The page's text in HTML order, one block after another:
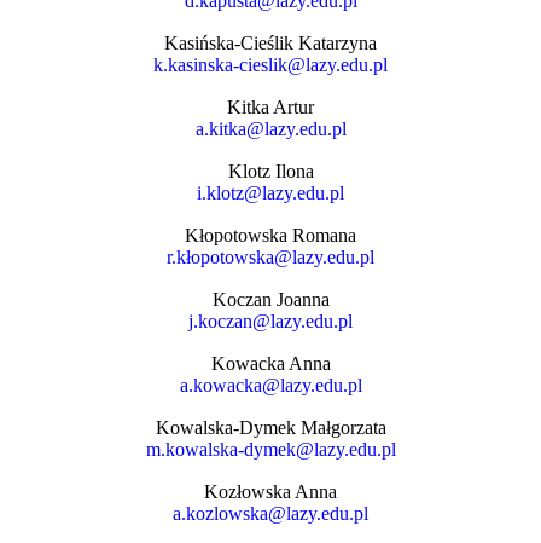
Kasińska-Cieślik Katarzyna
k.kasinska-cieslik@lazy.edu.pl
Kitka Artur
a.kitka@lazy.edu.pl
Klotz Ilona
i.klotz@lazy.edu.pl
Kłopotowska Romana
r.kłopotowska@lazy.edu.pl
Koczan Joanna
j.koczan@lazy.edu.pl
Kowacka Anna
a.kowacka@lazy.edu.pl
Kowalska-Dymek Małgorzata
m.kowalska-dymek@lazy.edu.pl
Kozłowska Anna
a.kozlowska@lazy.edu.pl